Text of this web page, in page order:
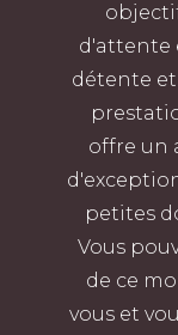
d'attente
détente et
offre un
petites
Vous
de ce
vous et